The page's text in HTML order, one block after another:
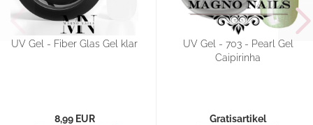
UV Gel - Fiber Glas Gel klar
8,99 EUR
UV Gel - 703 - Pearl Gel
Caipirinha
Gratisartikel